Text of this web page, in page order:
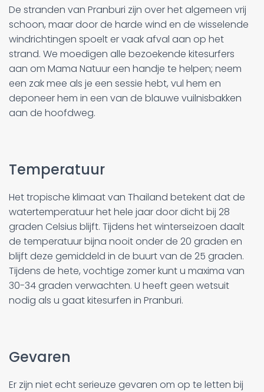
De stranden van Pranburi zijn over het algemeen vrij
schoon, maar door de harde wind en de wisselende
windrichtingen spoelt er vaak afval aan op het
strand. We moedigen alle bezoekende kitesurfers
aan om Mama Natuur een handje te helpen; neem
een zak mee als je een sessie hebt, vul hem en
deponeer hem in een van de blauwe vuilnisbakken
aan de hoofdweg.
Temperatuur
Het tropische klimaat van Thailand betekent dat de
watertemperatuur het hele jaar door dicht bij 28
graden Celsius blijft. Tijdens het winterseizoen daalt
de temperatuur bijna nooit onder de 20 graden en
blijft deze gemiddeld in de buurt van de 25 graden.
Tijdens de hete, vochtige zomer kunt u maxima van
30-34 graden verwachten. U heeft geen wetsuit
nodig als u gaat kitesurfen in Pranburi.
Gevaren
Er zijn niet echt serieuze gevaren om op te letten bij